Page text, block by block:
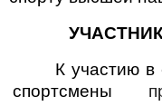
К участию в
спортсмены